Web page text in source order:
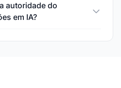
autoridade do
em IA?